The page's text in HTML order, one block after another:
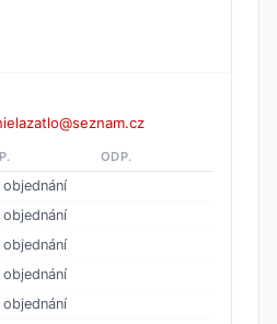
ODP.
objednání
objednání
objednání
objednání
objednání